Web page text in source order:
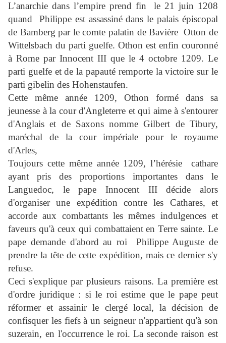
L’anarchie dans l’empire prend fin
le 21 juin 1208
quand
Philippe est assassiné dans le palais épiscopal
de Bamberg par le comte palatin de Bavière Otton de
Wittelsbach du parti guelfe. Othon est enfin couronné
à Rome par Innocent III que le 4 octobre 1209. Le
parti guelfe et de la papauté remporte la victoire sur le
parti gibelin des Hohenstaufen.
Cette même année 1209, Othon formé dans sa
jeunesse à la cour d'Angleterre et qui aime à s'entourer
d'Anglais et de Saxons nomme Gilbert de Tibury,
maréchal de la cour impériale pour le royaume
d'Arles,
Toujours cette même année 1209, l’hérésie
cathare
ayant pris des proportions importantes dans le
Languedoc, le pape Innocent III décide alors
d'organiser une expédition contre les Cathares, et
accorde aux combattants les mêmes indulgences et
faveurs qu'à ceux qui combattaient en Terre sainte. Le
pape demande d'abord au roi
Philippe Auguste de
prendre la tête de cette expédition, mais ce dernier s'y
refuse.
Ceci s'explique par plusieurs raisons. La première est
d'ordre juridique : si le roi estime que le pape peut
réformer et assainir le clergé local, la décision de
confisquer les fiefs à un seigneur n'appartient qu'à son
suzerain, en l'occurrence le roi. La seconde raison est